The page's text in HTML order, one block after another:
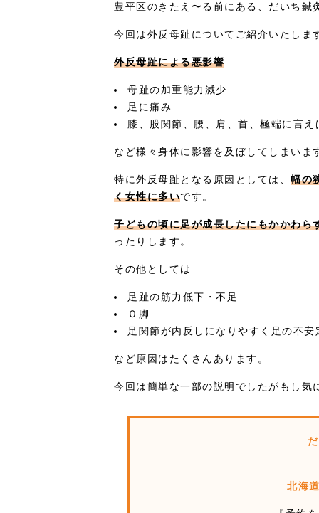
豊平区のきたえ〜る前にある、だいち鍼
今回は外反母趾についてご紹介いたしま
外反母趾による悪影響
母趾の加重能力減少
足に痛み
膝、股関節、腰、肩、首、極端に言
など様々身体に影響を及ぼしてしまいま
特に外反母趾となる原因としては、 幅の
く女性に多いです。
子どもの頃に足が成長したにもかかわら
ったりします。
その他としては
足趾の筋力低下・不足
Ｏ脚
足関節が内反しになりやすく足の不
など原因はたくさんあります。
今回は簡単な一部の説明でしたがもし
北海